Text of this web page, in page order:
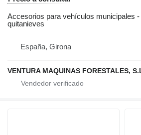
Accesorios para vehículos municipales
quitanieves
España, Girona
VENTURA MAQUINAS FORESTALES,